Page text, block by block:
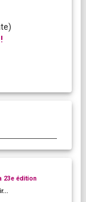
23e édition